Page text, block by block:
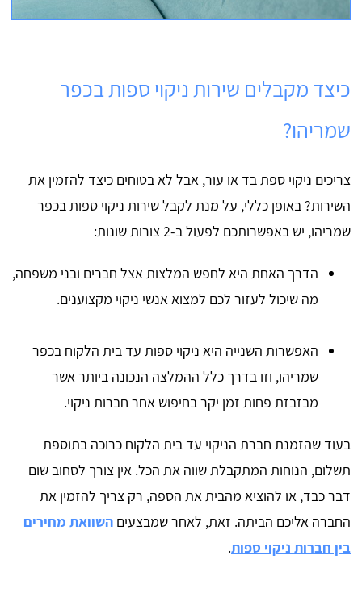
כיצד מקבלים שירות ניקוי ספות בכפר
שמריהו?
צריכים ניקוי ספת בד או עור, אבל לא בטוחים כיצד להזמין את
השירות? באופן כללי, על מנת לקבל שירות ניקוי ספות בכפר
שמריהו, יש באפשרותכם לפעול ב-2 צורות שונות:
הדרך האחת היא לחפש המלצות אצל חברים ובני משפחה,
מה שיכול לעזור לכם למצוא אנשי ניקוי מקצוענים.
האפשרות השנייה היא ניקוי ספות עד בית הלקוח בכפר
שמריהו, וזו בדרך כלל ההמלצה הנכונה ביותר אשר
מבזבזת פחות זמן יקר בחיפוש אחר חברות ניקוי.
בעוד שהזמנת חברת הניקוי עד בית הלקוח כרוכה בתוספת
תשלום, הנוחות המתקבלת שווה את הכל. אין צורך לסחוב שום
דבר כבד, או להוציא מהבית את הספה, רק צריך להזמין את
החברה אליכם הביתה. זאת, לאחר שמבצעים השוואת מחירים
בין חברות ניקוי ספות.